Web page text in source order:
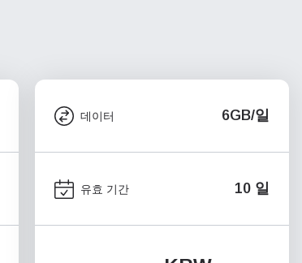
데이터 6GB/일
유효 기간 10 일